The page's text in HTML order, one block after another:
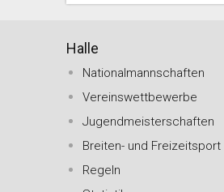
Halle
Nationalmannschaften
Vereinswettbewerbe
Jugendmeisterschaften
Breiten- und Freizeitsport
Regeln